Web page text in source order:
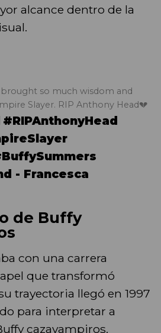
alcance dentro de la
so much wisdom and
Slayer. RIP Anthony Head💔
#RIPAnthonyHead
- Francesca
de Buffy
con una carrera
que transformó
trayectoria llegó en 1997
para interpretar a
cazavampiros.